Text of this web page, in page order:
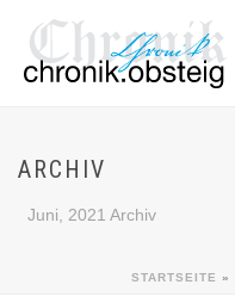
ARCHIV
Juni, 2021 Archiv
STARTSEITE »